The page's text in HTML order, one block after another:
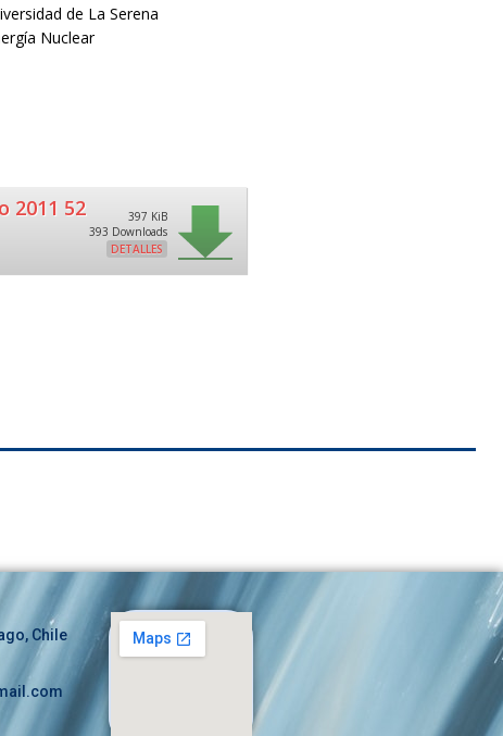
de La Serena
Nuclear
2011 52
397 KiB
393 Downloads
DETALLES
Chile